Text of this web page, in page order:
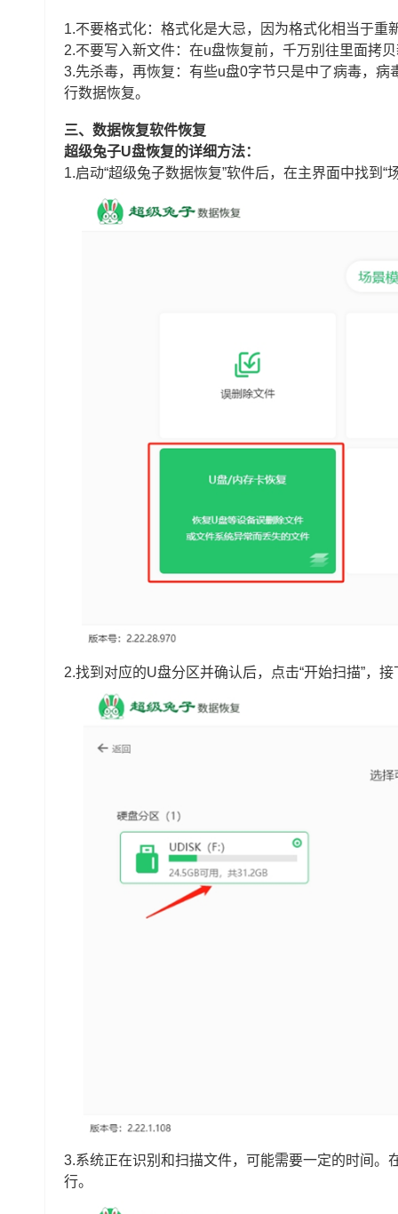
1.不要格式化：格式化是大忌，因为格式化相当于
2.不要写入新文件：在u盘恢复前，千万别往里面拷
3.先杀毒，再恢复：有些u盘0字节只是中了病毒，
行数据恢复。
三、数据恢复软件恢复
超级兔子U盘恢复的详细方法：
1.启动“超级兔子数据恢复”软件后，在主界面中找到
2.找到对应的U盘分区并确认后，点击“开始扫描”，
3.系统正在识别和扫描文件，可能需要一定的时间
行。